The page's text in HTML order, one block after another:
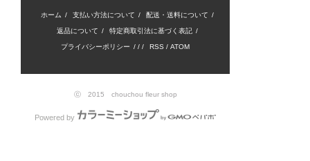
ホーム / 支払い方法について / 配送・送料について /
返品について / 特定商取引法に基づく表記 /
プライバシーポリシー / / / RSS / ATOM
ⓒ 2015 chouchou fleur shop
Powered by